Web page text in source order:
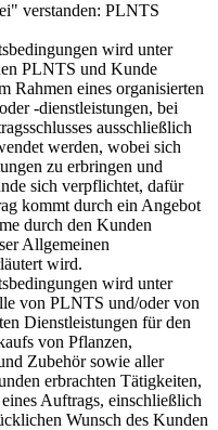
verstanden: PLNTS
wird unter
PLNTS und Kunde
Rahmen eines organisierten
-dienstleistungen, bei
ausschließlich
werden, wobei sich
zu erbringen und
sich verpflichtet, dafür
kommt durch ein Angebot
durch den Kunden
Allgemeinen
wird.
wird unter
von PLNTS und/oder von
Dienstleistungen für den
von Pflanzen,
Zubehör sowie aller
erbrachten Tätigkeiten,
Auftrags, einschließlich
Wunsch des Kunden